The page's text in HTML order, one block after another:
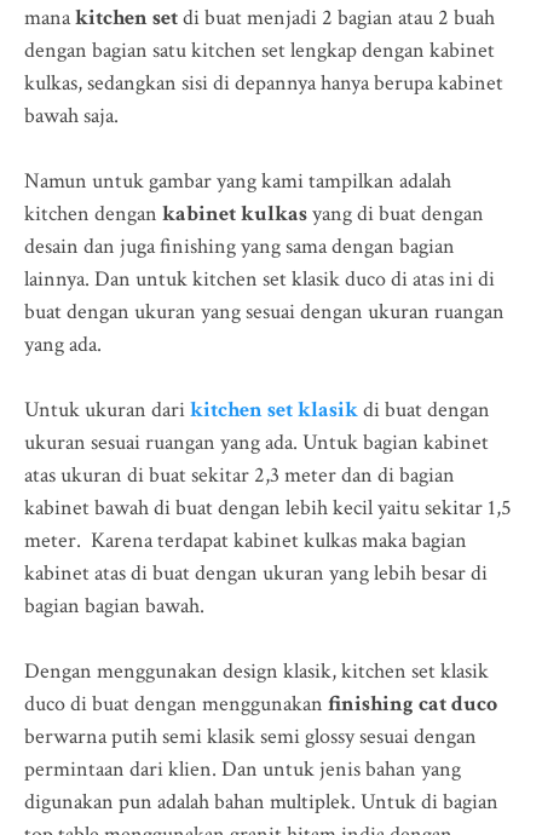
manakitchen setdi buat menjadi 2 bagian atau 2 buah
dengan bagian satu kitchen set lengkap dengan kabinet
kulkas, sedangkan sisi di depannya hanya berupa kabinet
bawah saja.
Namun untuk gambar yang kami tampilkan adalah
kitchen dengan kabinet kulkasyang di buat dengan
desain dan juga finishing yang sama dengan bagian
lainnya. Dan untuk kitchen set klasik duco di atas ini di
buat dengan ukuran yang sesuai dengan ukuran ruangan
yang ada.
Untuk ukuran darikitchen set klasikdi buat dengan
ukuran sesuai ruangan yang ada. Untuk bagian kabinet
atas ukuran di buat sekitar 2,3 meter dan di bagian
kabinet bawah di buat dengan lebih kecil yaitu sekitar 1,5
meter. Karena terdapat kabinet kulkas maka bagian
kabinet atas di buat dengan ukuran yang lebih besar di
bagian bagian bawah.
Dengan menggunakan design klasik, kitchen set klasik
duco di buat dengan menggunakan finishing cat duco
berwarna putih semi klasik semi glossy sesuai dengan
permintaan dari klien. Dan untuk jenis bahan yang
digunakan pun adalah bahan multiplek. Untuk di bagian